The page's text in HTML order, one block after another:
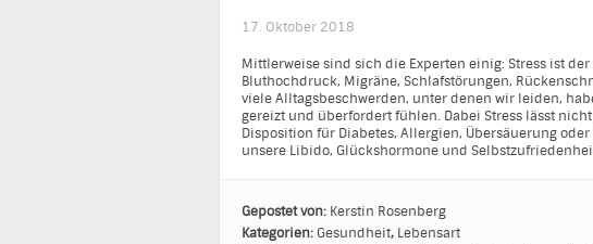
17. Oktober 2018
Mittlerweise sind sich die Experten einig: Stress ist
Bluthochdruck, Migräne, Schlafstörungen,
viele Alltagsbeschwerden, unter denen wir leiden,
gereizt und überfordert fühlen. Dabei Stress lässt
Disposition für Diabetes, Allergien, Übersäuerung
unsere Libido, Glückshormone und
Gepostet von: Kerstin Rosenberg
Kategorien: Gesundheit, Lebensart